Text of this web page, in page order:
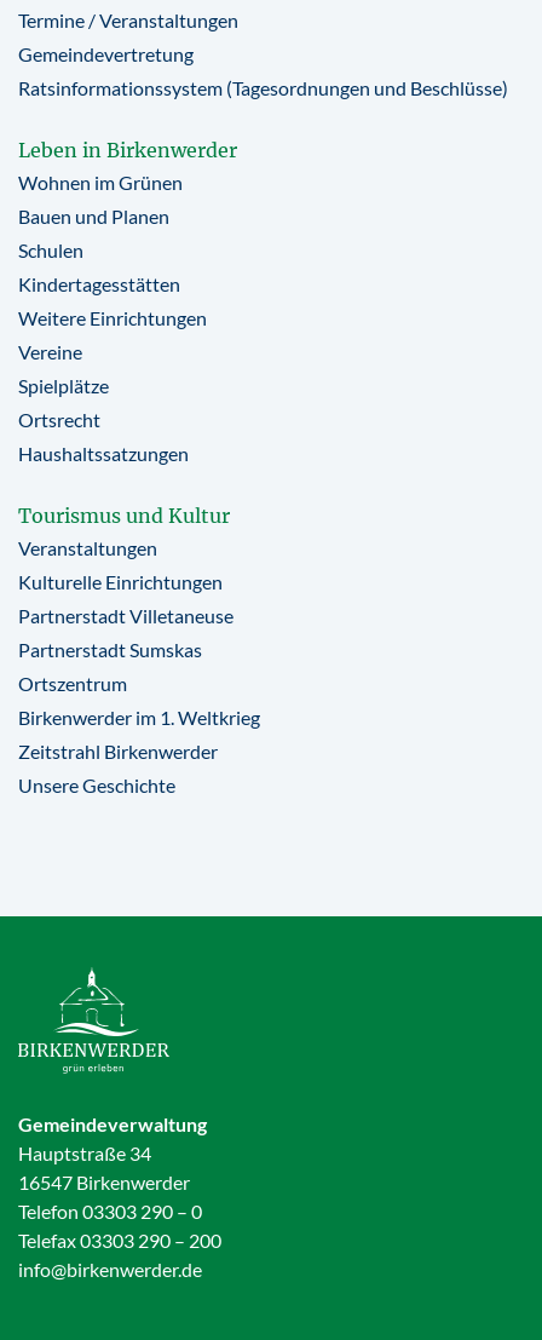
Termine / Veranstaltungen
Gemeindevertretung
Ratsinformationssystem (Tagesordnungen und Beschlüsse)
Leben in Birkenwerder
Wohnen im Grünen
Bauen und Planen
Schulen
Kindertagesstätten
Weitere Einrichtungen
Vereine
Spielplätze
Ortsrecht
Haushaltssatzungen
Tourismus und Kultur
Veranstaltungen
Kulturelle Einrichtungen
Partnerstadt Villetaneuse
Partnerstadt Sumskas
Ortszentrum
Birkenwerder im 1. Weltkrieg
Zeitstrahl Birkenwerder
Unsere Geschichte
Gemeindeverwaltung
Hauptstraße 34
16547 Birkenwerder
Telefon 03303 290 – 0
Telefax 03303 290 – 200
info@birkenwerder.de